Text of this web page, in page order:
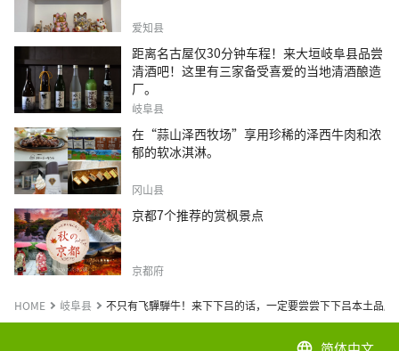
爱知县
距离名古屋仅30分钟车程！来大垣岐阜县品尝
清酒吧！这里有三家备受喜爱的当地清酒酿造
厂。
岐阜县
在“蒜山泽西牧场”享用珍稀的泽西牛肉和浓
郁的软冰淇淋。
冈山县
京都7个推荐的赏枫景点
京都府
HOME 岐阜县 不只有飞驒騨牛！来下下吕的话，一定要尝尝下下吕本土品